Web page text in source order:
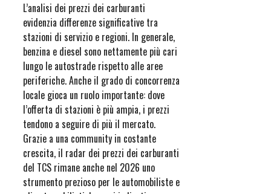
L’analisi dei prezzi dei carburanti
evidenzia differenze significative tra
stazioni di servizio e regioni. In generale,
benzina e diesel sono nettamente più cari
lungo le autostrade rispetto alle aree
periferiche. Anche il grado di concorrenza
locale gioca un ruolo importante: dove
l’offerta di stazioni è più ampia, i prezzi
tendono a seguire di più il mercato.
Grazie a una community in costante
crescita, il radar dei prezzi dei carburanti
del TCS rimane anche nel 2026 uno
strumento prezioso per le automobiliste e